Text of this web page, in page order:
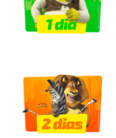
INFO
INFO